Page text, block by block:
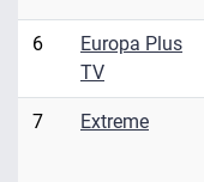
6
Europa Plus
TV
7 Extreme